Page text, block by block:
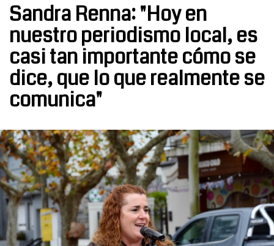
Sandra Renna: "Hoy en
nuestro periodismo local, es
casi tan importante cómo se
dice, que lo que realmente se
comunica"